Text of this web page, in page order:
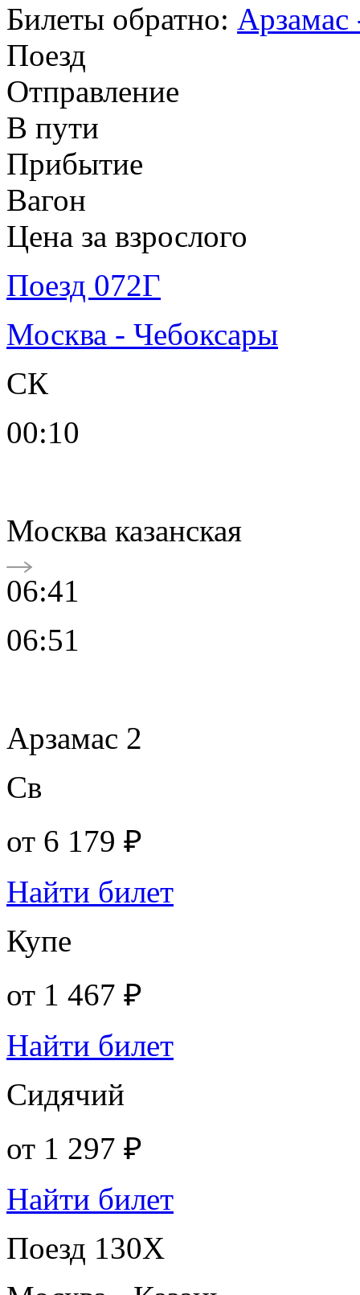
Билеты обратно:
Поезд
Отправление
В пути
Прибытие
Вагон
Цена за взрослого
Поезд 072Г
Москва - Чебоксары
СК
00:10
Москва казанская
06:41
06:51
Арзамас 2
Св
от 6 179 ₽
Найти билет
Купе
от 1 467 ₽
Найти билет
Сидячий
от 1 297 ₽
Найти билет
Поезд 130Х